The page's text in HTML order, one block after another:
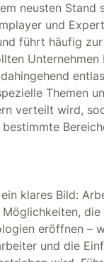
neusten Stand
und
führt häufig
Unternehmen
Themen
verteilt wird,
klares Bild:
die
eröffnen –
und die